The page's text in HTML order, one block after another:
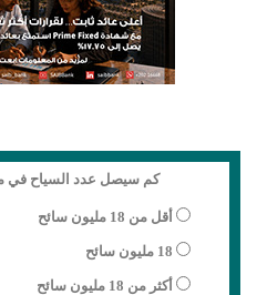
كم سيصل عدد السياح في
أقل من 18 مليون سائح
18 مليون سائح
أكثر من 18 مليون سائح